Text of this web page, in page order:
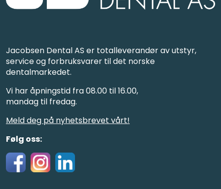
Jacobsen Dental AS er totalleverandør av utstyr,
service og forbruksvarer til det norske
dentalmarkedet.
Vi har åpningstid fra 08.00 til 16.00,
mandag til fredag.
Meld deg på nyhetsbrevet vårt!
Følg oss: